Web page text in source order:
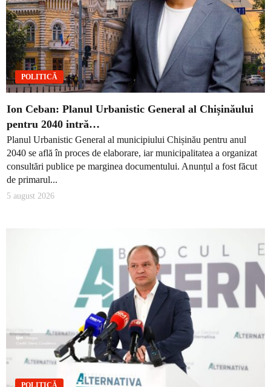
POLITICĂ
Ion Ceban: Planul Urbanistic General al Chișinăului
pentru 2040 intră…
Planul Urbanistic General al municipiului Chișinău pentru anul
2040 se află în proces de elaborare, iar municipalitatea a organizat
consultări publice pe marginea documentului. Anunțul a fost făcut
de primarul...
5 august 2026
POLITICĂ